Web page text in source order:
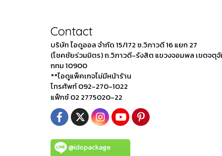
Contact
บริษัท ไอดูออล จำกัด 15/172 ซ.วิภาวดี 16 แยก 27
(โชคชัยร่วมมิตร) ถ.วิภาวดี-รังสิต แขวงจอมพล เขตจตุ
กทม 10900
**ไอดูแพ็คเกจไม่มีหน้าร้าน
โทรศัพท์ 092-270-1022
แฟ็กซ์ 02 2775020-22
@idopackage